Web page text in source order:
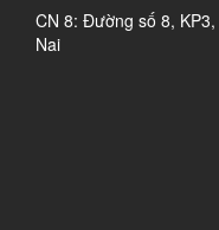
CN 8: Đường số 8,
Nai